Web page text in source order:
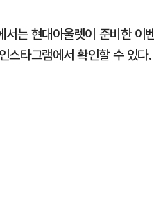
는 현대아울렛이 준비한 이
스타그램에서 확인할 수 있다.